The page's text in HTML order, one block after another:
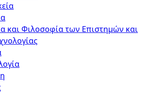
και Φιλοσοφία των Επιστημών και